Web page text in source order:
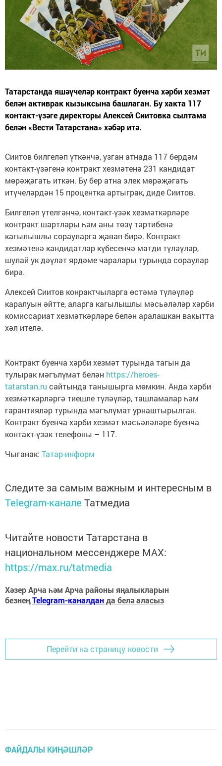
Татарстанда яшәүчеләр контракт буенча хәрби хезмәт
белән активрак кызыксына башлаган. Бу хакта 117
контакт-үзәге директоры Алексей Сиитовка сылтама
белән «Вести Татарстана» хәбәр итә.
Сиитов билгеләп үткәнчә, узган атнада 117 бердәм
контакт-үзәгенә контракт хезмәтенә 231 кандидат
мөрәҗәгать иткән. Бу бер атна элек мөрәҗәгать
итүчеләрдән 15 процентка артыграк, диде Сиитов.
Билгеләп үтелгәнчә, контакт-үзәк хезмәткәрләре
контракт шартлары һәм аны төзү тәртибенә
кагылышлы сорауларга җавап бирә. Контракт
хезмәтенә кандидатлар күбесенчә матди түләүләр,
шулай ук дәүләт ярдәме чаралары турында сораулар
бирә.
Алексей Сиитов конрактчыларга өстәмә түләүләр
каралуын әйтте, аларга кагылышлы мәсьәләләр хәрби
комиссариат хезмәткәрләре белән аралашкан вакытта
хәл ителә.
Контракт буенча хәрби хезмәт турында тагын да
тулырак мәгълүмат белән https://heroes-
tatarstan.ru сайтында танышырга мөмкин. Анда хәрби
хезмәткәрләргә тиешле түләүләр, ташламалар һәм
гарантияләр турында мәгълүмат урнаштырылган.
Контракт буенча хәрби хезмәт мәсьәләләре буенча
контакт-үзәк телефоны – 117.
Чыганак: Татар-информ
Следите за самым важным и интересным в
Telegram-канале Татмедиа
Читайте новости Татарстана в
национальном мессенджере MАХ:
https://max.ru/tatmedia
Хәзер Арча һәм Арча районы яңалыкларын
безнеңTelegram-каналданда белә аласыз
Перейти на страницу новости
ФАЙДАЛЫ КИҢӘШЛӘР